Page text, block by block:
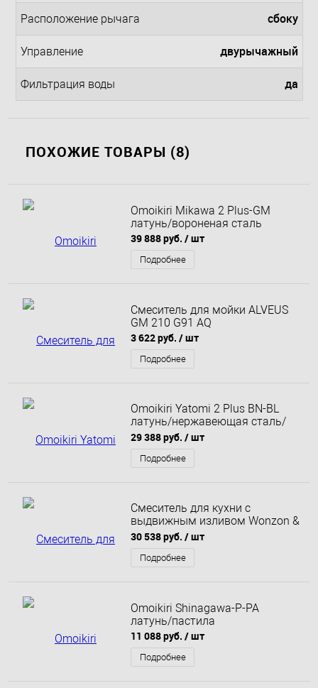
Расположение рычага сбоку
Управление двурычажный
Фильтрация воды да
ПОХОЖИЕ ТОВАРЫ (8)
Omoikiri Mikawa 2 Plus-GM
латунь/вороненая сталь
39 888 руб. / шт
Подробнее
Смеситель для мойки ALVEUS
GM 210 G91 AQ
3 622 руб. / шт
Подробнее
Omoikiri Yatomi 2 Plus BN-BL
латунь/нержавеющая сталь/
черный
29 388 руб. / шт
Подробнее
Смеситель для кухни с
выдвижным изливом Wonzon &
Woghand Хром (WW-422902-CR)
30 538 руб. / шт
Подробнее
Omoikiri Shinagawa-P-PA
латунь/пастила
11 088 руб. / шт
Подробнее